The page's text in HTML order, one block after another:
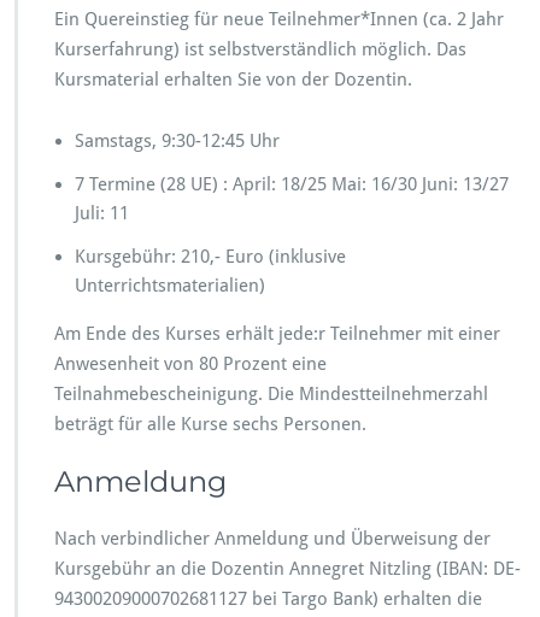
Ein Quereinstieg für neue Teilnehmer*Innen (ca. 2 Jahr
Kurserfahrung) ist selbstverständlich möglich. Das
Kursmaterial erhalten Sie von der Dozentin.
Samstags, 9:30-12:45 Uhr
7 Termine (28 UE) : April: 18/25 Mai: 16/30 Juni: 13/27
Juli: 11
Kursgebühr: 210,- Euro (inklusive
Unterrichtsmaterialien)
Am Ende des Kurses erhält jede:r Teilnehmer mit einer
Anwesenheit von 80 Prozent eine
Teilnahmebescheinigung. Die Mindestteilnehmerzahl
beträgt für alle Kurse sechs Personen.
Anmeldung
Nach verbindlicher Anmeldung und Überweisung der
Kursgebühr an die Dozentin Annegret Nitzling (IBAN: DE-
94300209000702681127 bei Targo Bank) erhalten die